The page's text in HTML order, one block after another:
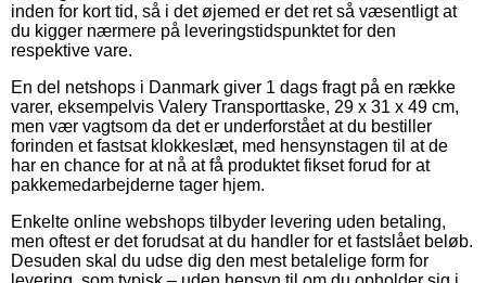
inden for kort tid, så i det øjemed er det ret så væsentligt at
du kigger nærmere på leveringstidspunktet for den
respektive vare.
En del netshops i Danmark giver 1 dags fragt på en række
varer, eksempelvis Valery Transporttaske, 29 x 31 x 49 cm,
men vær vagtsom da det er underforstået at du bestiller
forinden et fastsat klokkeslæt, med hensynstagen til at de
har en chance for at nå at få produktet fikset forud for at
pakkemedarbejderne tager hjem.
Enkelte online webshops tilbyder levering uden betaling,
men oftest er det forudsat at du handler for et fastslået beløb.
Desuden skal du udse dig den mest betalelige form for